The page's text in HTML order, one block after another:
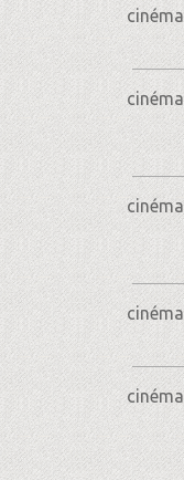
cinéma
cinéma
cinéma
cinéma
cinéma